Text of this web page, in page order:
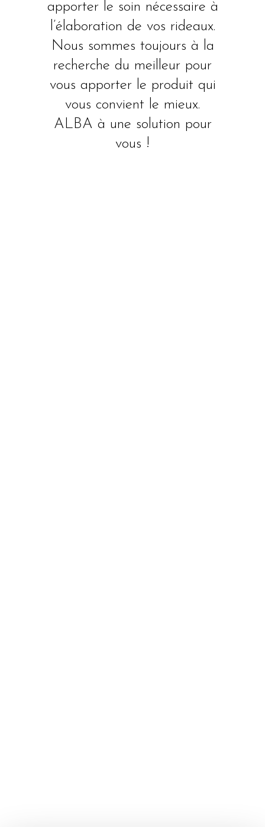
apporter le soin nécessaire à
l’élaboration de vos rideaux.
Nous sommes toujours à la
recherche du meilleur pour
vous apporter le produit qui
vous convient le mieux.
ALBA à une solution pour
vous !